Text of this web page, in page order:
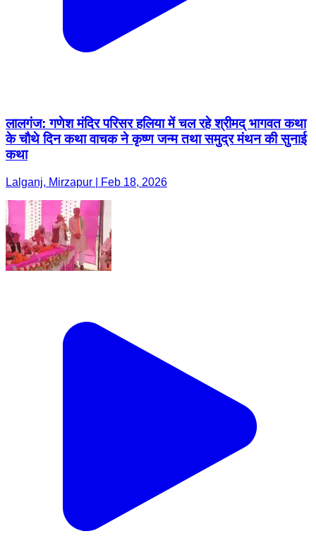
लालगंज: गणेश मंदिर परिसर हलिया में चल रहे श्रीमद् भागवत कथा
के चौथे दिन कथा वाचक ने कृष्ण जन्म तथा समुद्र मंथन की सुनाई
कथा
Lalganj, Mirzapur | Feb 18, 2026